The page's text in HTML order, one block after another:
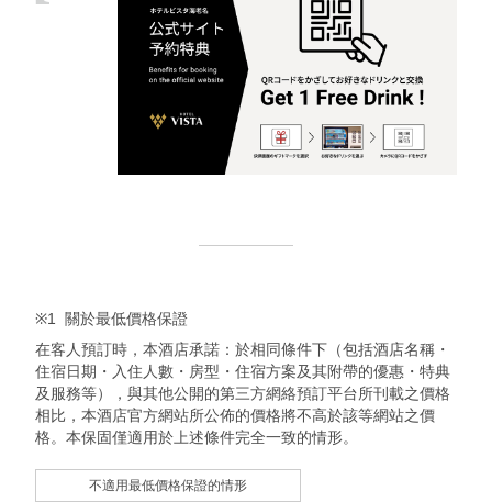
※1
關於最低價格保證
在客人預訂時，本酒店承諾：於相同條件下（包括酒店名稱・
住宿日期・入住人數・房型・住宿方案及其附帶的優惠・特典
及服務等），與其他公開的第三方網絡預訂平台所刊載之價格
相比，本酒店官方網站所公佈的價格將不高於該等網站之價
格。本保固僅適用於上述條件完全一致的情形。
不適用最低價格保證的情形